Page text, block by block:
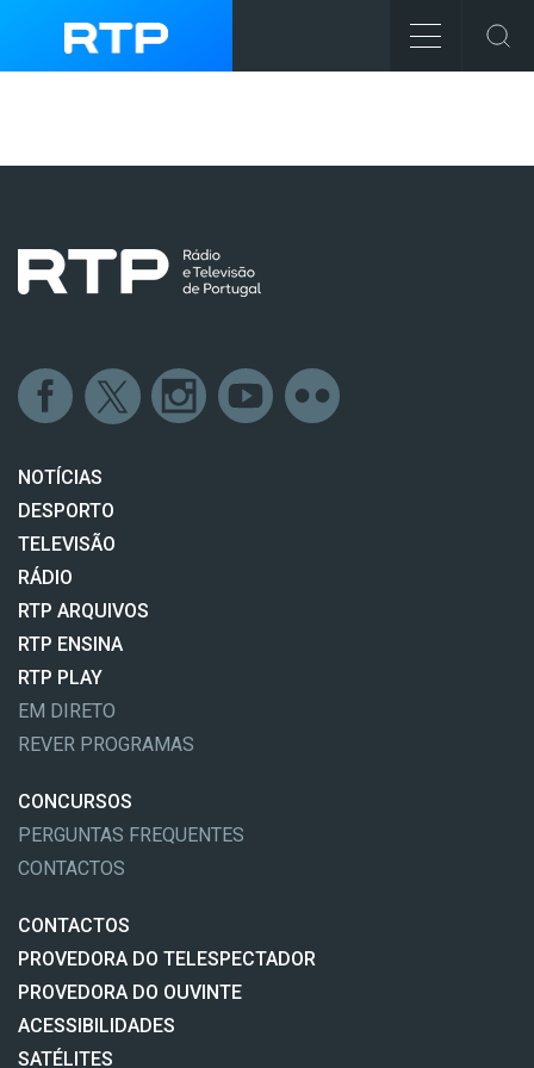
NOTÍCIAS
DESPORTO
TELEVISÃO
RÁDIO
RTP ARQUIVOS
RTP ENSINA
RTP PLAY
EM DIRETO
REVER PROGRAMAS
CONCURSOS
PERGUNTAS FREQUENTES
CONTACTOS
CONTACTOS
PROVEDORA DO TELESPECTADOR
PROVEDORA DO OUVINTE
ACESSIBILIDADES
SATÉLITES